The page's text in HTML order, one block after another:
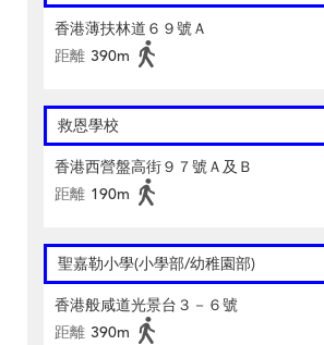
香港薄扶林道６９號Ａ
距離 390m
救恩學校
香港西營盤高街９７號Ａ及Ｂ
距離 190m
聖嘉勒小學(小學部/幼稚園部)
香港般咸道光景台３－６號
距離 390m